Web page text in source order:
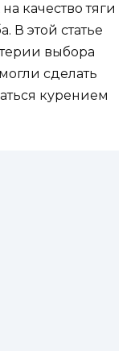
качество тяги
В этой статье
выбора
сделать
курением